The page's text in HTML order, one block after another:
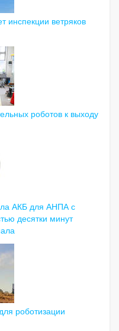
инспекции ветряков
роботов к выходу
АКБ для АНПА с
десятки минут
роботизации